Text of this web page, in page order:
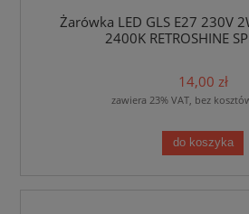
Żarówka LED GLS E27 230V
2400K RETROSHINE
14,00 zł
zawiera 23% VAT, bez
do koszyka